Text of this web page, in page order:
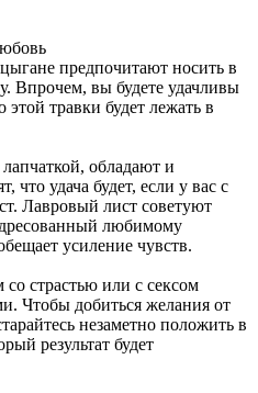
предпочитают носить в
Впрочем, вы будете удачливы
травки будет лежать в
обладают и
что удача будет, если у вас с
Лавровый лист советуют
любимому
усиление чувств.
со страстью или с сексом
Чтобы добиться желания от
незаметно положить в
результат будет